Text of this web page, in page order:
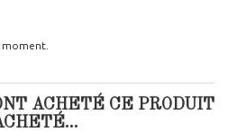
ACHETÉ CE PRODUIT